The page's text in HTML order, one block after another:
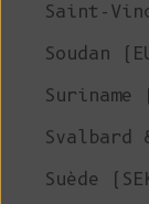
Saint-
Soudan
Suriname
Svalbard
Suède